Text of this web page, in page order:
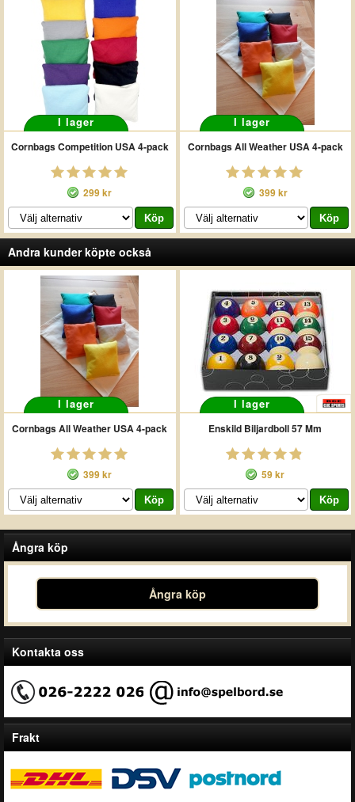
I lager
Cornbags Competition USA 4-pack
299 kr
I lager
Cornbags All Weather USA 4-pack
399 kr
Andra kunder köpte också
I lager
Cornbags All Weather USA 4-pack
399 kr
I lager
Enskild Biljardboll 57 Mm
59 kr
Ångra köp
Ångra köp
Kontakta oss
Frakt